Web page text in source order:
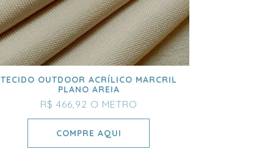
TECIDO OUTDOOR ACRÍLICO MARCRIL
PLANO AREIA
R$ 466,92 O METRO
COMPRE AQUI